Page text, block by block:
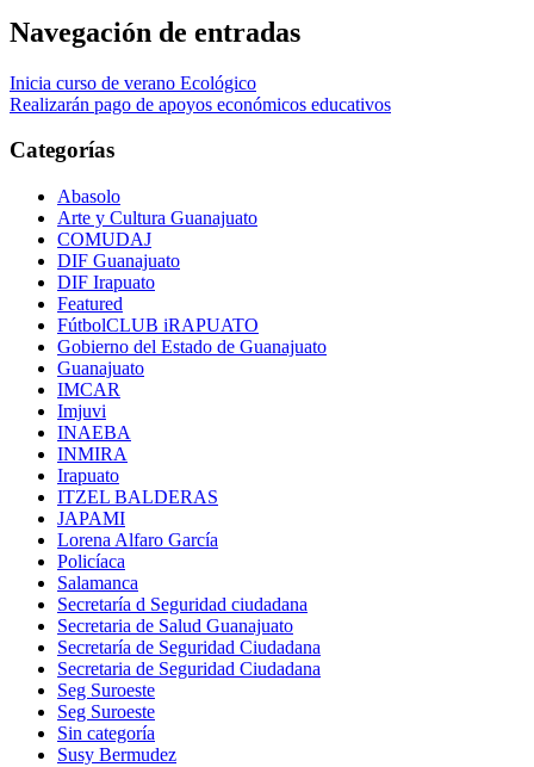
Navegación de entradas
Inicia curso de verano Ecológico
Realizarán pago de apoyos económicos educativos
Categorías
Abasolo
Arte y Cultura Guanajuato
COMUDAJ
DIF Guanajuato
DIF Irapuato
Featured
FútbolCLUB iRAPUATO
Gobierno del Estado de Guanajuato
Guanajuato
IMCAR
Imjuvi
INAEBA
INMIRA
Irapuato
ITZEL BALDERAS
JAPAMI
Lorena Alfaro García
Policíaca
Salamanca
Secretaría d Seguridad ciudadana
Secretaria de Salud Guanajuato
Secretaría de Seguridad Ciudadana
Secretaria de Seguridad Ciudadana
Seg Suroeste
Seg Suroeste
Sin categoría
Susy Bermudez